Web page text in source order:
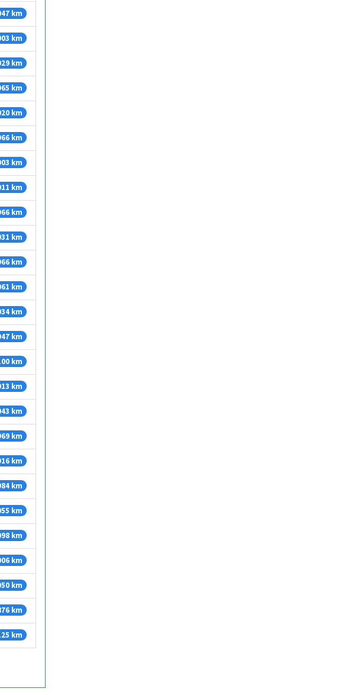
km
km
km
km
km
km
km
km
km
km
km
km
km
km
km
km
km
km
km
km
km
km
km
km
km
km